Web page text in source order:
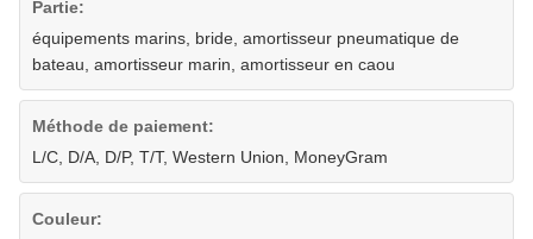
Partie:
équipements marins, bride, amortisseur pneumatique de
bateau, amortisseur marin, amortisseur en caou
Méthode de paiement:
L/C, D/A, D/P, T/T, Western Union, MoneyGram
Couleur: